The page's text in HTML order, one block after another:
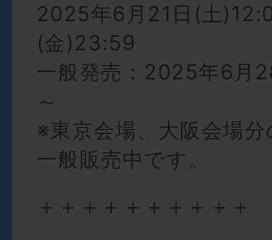
2025年6月21日(土
(金)23:59
一般発売：2025年6月
～
※東京会場、大阪会場
一般販売中です。
＋＋＋＋＋＋＋＋＋＋